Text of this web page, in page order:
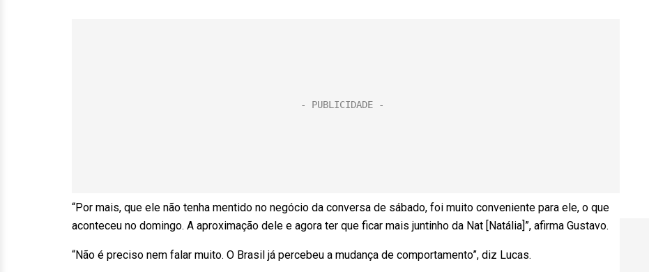
“Por mais, que ele não tenha mentido no negócio da conversa de sábado, foi muito conveniente para ele, o que
aconteceu no domingo. A aproximação dele e agora ter que ficar mais juntinho da Nat [Natália]”, afirma Gustavo.
“Não é preciso nem falar muito. O Brasil já percebeu a mudança de comportamento”, diz Lucas.